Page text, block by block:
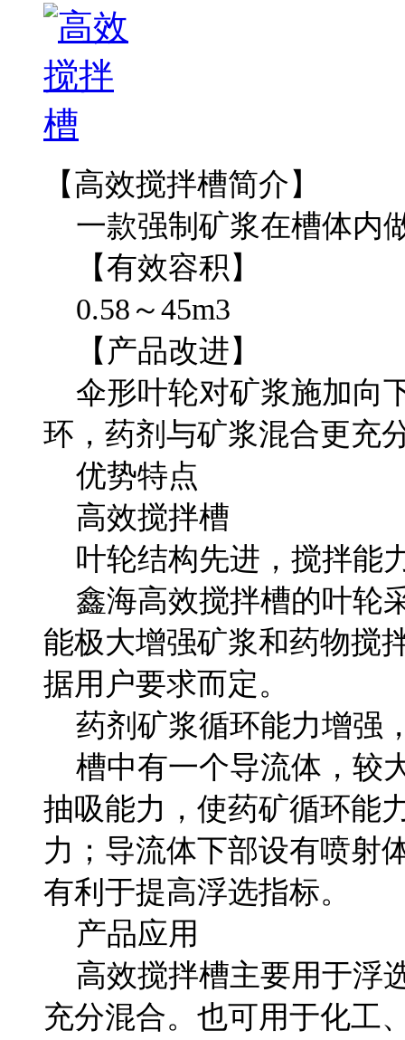
【高效搅拌槽简介】
一款强制矿浆在槽体内
【有效容积】
0.58～45m3
【产品改进】
伞形叶轮对矿浆施加向
环，药剂与矿浆混合更充
优势特点
高效搅拌槽
叶轮结构先进，搅拌能
鑫海高效搅拌槽的叶轮
能极大增强矿浆和药物搅
据用户要求而定。
药剂矿浆循环能力增强
槽中有一个导流体，较
抽吸能力，使药矿循环能
力；导流体下部设有喷射
有利于提高浮选指标。
产品应用
高效搅拌槽主要用于浮
充分混合。也可用于化工